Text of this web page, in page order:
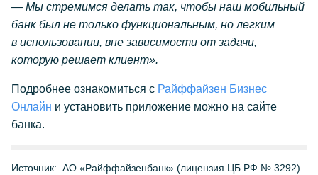
— Мы стремимся делать так, чтобы наш мобильный
банк был не только функциональным, но легким
в использовании, вне зависимости от задачи,
которую решает клиент».
Подробнее ознакомиться с Райффайзен Бизнес
Онлайн и установить приложение можно на сайте
банка.
Источник: АО «Райффайзенбанк» (лицензия ЦБ РФ № 3292)